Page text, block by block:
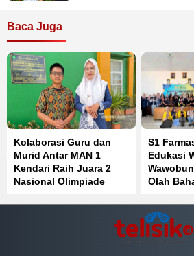
Baca Juga
Kolaborasi Guru dan
Murid Antar MAN 1
Kendari Raih Juara 2
Nasional Olimpiade
S1
Edukasi
Olah